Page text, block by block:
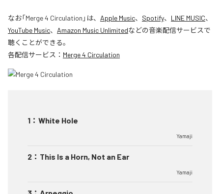
なお「Merge 4 Circulation 」は、 Apple Music、 Spotify、 LINE MUSIC、
YouTube Music、 Amazon Music Unlimitedなどの音楽配信サービスで
聴くことができる。
各配信サービス： Merge 4 Circulation
1 ： White Hole
Yamaji
2 ： This Is a Horn, Not an Ear
Yamaji